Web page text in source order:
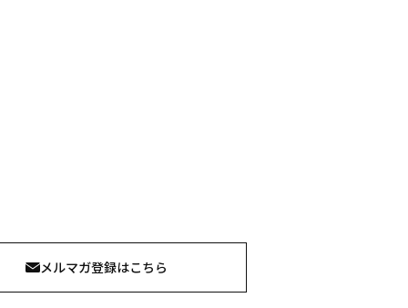
メルマガ登録はこちら